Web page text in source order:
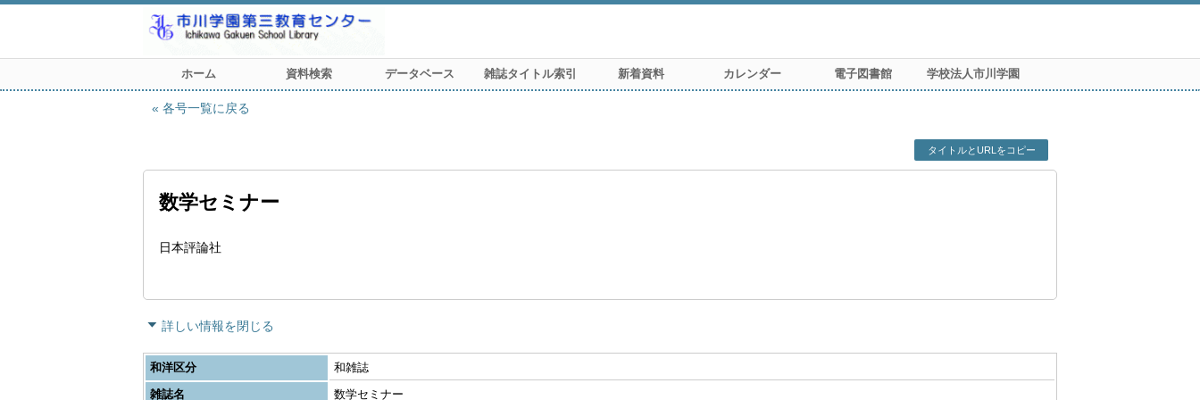
ホーム 資料検索 データベース 雑誌タイトル索引 新着資料 カレンダー 電子図書館 学校法人市川学園
各号一覧に戻る
タイトルとURLをコピー
数学セミナー
日本評論社
詳しい情報を閉じる
和洋区分
和雑誌
雑誌名
数学セミナー